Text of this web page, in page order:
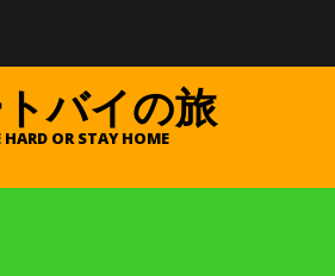
バイの旅
HARD OR STAY HOME